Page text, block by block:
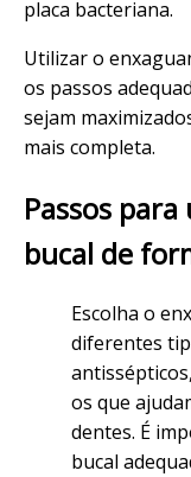
placa bacteriana.
Utilizar o
os passos
sejam
mais completa.
Passos
bucal de
Escolha o
diferentes
os que
dentes. É
bucal